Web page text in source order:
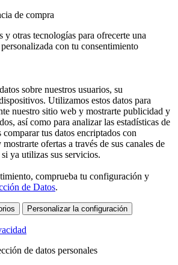
de compra
y otras tecnologías para ofrecerte una
con tu consentimiento
sobre nuestros usuarios, su
Utilizamos estos datos para
nuestro sitio web y mostrarte publicidad y
así como para analizar las estadísticas de
tus datos encriptados con
ofertas a través de sus canales de
ya utilizas sus servicios.
comprueba tu configuración y
de Datos.
Personalizar la configuración
de datos personales